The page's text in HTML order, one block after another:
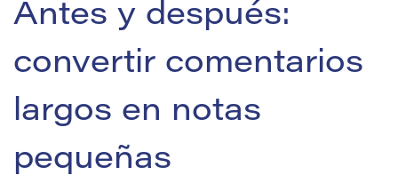
Antes y después:
convertir comentarios
largos en notas
pequeñas